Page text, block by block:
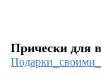
Прически для